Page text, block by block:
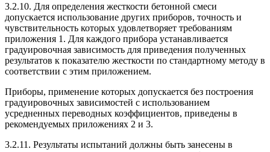
3.2.10. Для определения жесткости бетонной смеси
допускается использование других приборов, точность и
чувствительность которых удовлетворяет требованиям
приложения 1. Для каждого прибора устанавливается
градуировочная зависимость для приведения полученных
результатов к показателю жесткости по стандартному методу в
соответствии с этим приложением.
Приборы, применение которых допускается без построения
градуировочных зависимостей с использованием
усредненных переводных коэффициентов, приведены в
рекомендуемых приложениях 2 и 3.
3.2.11. Результаты испытаний должны быть занесены в